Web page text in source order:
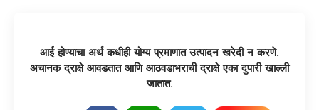
आई होण्याचा अर्थ कधीही योग्य प्रमाणात उत्पादन खरेदी न करणे.
अचानक द्राक्षे आवडतात आणि आठवडाभराची द्राक्षे एका दुपारी खाल्ली
जातात.